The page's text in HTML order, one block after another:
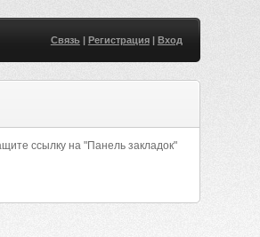
Связь| Регистрация| Вход
ссылку на "Панель закладок"